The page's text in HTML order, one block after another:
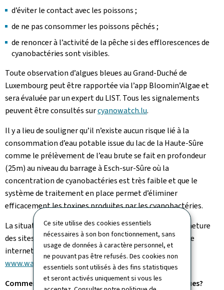
Ce site utilise des cookies essentiels
nécessaires à son bon fonctionnement, sans
usage de données à caractère personnel, et
ne pouvant pas être refusés. Des cookies non
essentiels sont utilisés à des fins statistiques
et seront activés uniquement si vous les
d’éviter le contact avec les poissons ;
de ne pas consommer les poissons pêchés ;
de renoncer à l’activité de la pêche si des efflorescences de
cyanobactéries sont visibles.
Toute observation d’algues bleues au Grand-Duché de
Luxembourg peut être rapportée via l’app Bloomin’Algae et
sera évaluée par un expert du LIST. Tous les signalements
peuvent être consultés surcyanowatch.lu.
Il y a lieu de souligner qu’il n’existe aucun risque lié à la
consommation d’eau potable issue du lac de la Haute-Sûre
comme le prélèvement de l’eau brute se fait en profondeur
(25m) au niveau du barrage à Esch-sur-Sûre où la
concentration de cyanobactéries est très faible et que le
système de traitement en place permet d’éliminer
efficacement les toxines produites par les cyanobactéries.
La situation actuelle concernant l’ouverture ou la fermeture
des sites officiels de baignade peut être suivie sur le site
internet de l’Administration de la gestion de l’eau:
www.waasser.lu
Comment se forment les efflorescences d’algues bleues?